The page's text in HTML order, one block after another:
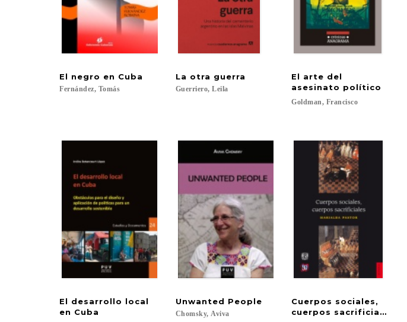
El negro en Cuba
Fernández, Tomás
La otra guerra
Guerriero, Leila
El arte del
asesinato político
Goldman, Francisco
El desarrollo local
en Cuba
Unwanted People
Chomsky, Aviva
Cuerpos sociales,
cuerpos sacrificiales